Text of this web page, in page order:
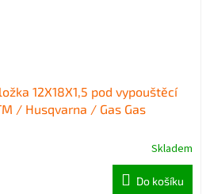
12X18X1,5 pod vypouštěcí
/ Husqvarna / Gas Gas
Skladem
Do košíku